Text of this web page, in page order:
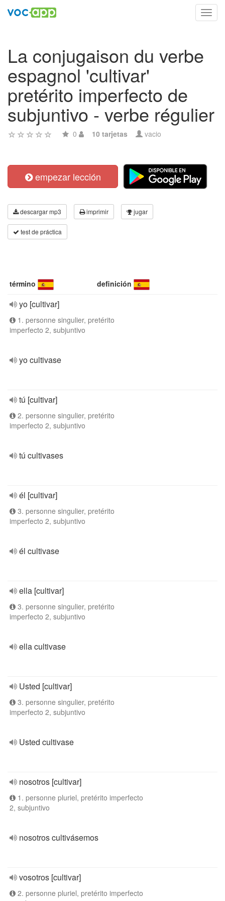
La conjugaison du verbe
espagnol 'cultivar'
pretérito imperfecto de
subjuntivo - verbe régulier
0 10 tarjetas vacio
empezar lección
descargar mp3 imprimir jugar
test de práctica
término definición
yo [cultivar]
1. personne singulier, pretérito
imperfecto 2, subjuntivo
yo cultivase
tú [cultivar]
2. personne singulier, pretérito
imperfecto 2, subjuntivo
tú cultivases
él [cultivar]
3. personne singulier, pretérito
imperfecto 2, subjuntivo
él cultivase
ella [cultivar]
3. personne singulier, pretérito
imperfecto 2, subjuntivo
ella cultivase
Usted [cultivar]
3. personne singulier, pretérito
imperfecto 2, subjuntivo
Usted cultivase
nosotros [cultivar]
1. personne pluriel, pretérito imperfecto
2, subjuntivo
nosotros cultivásemos
vosotros [cultivar]
2. personne pluriel, pretérito imperfecto